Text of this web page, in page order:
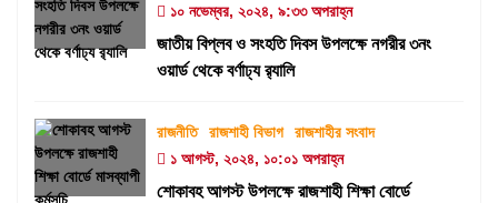
১০ নভেম্বর, ২০২৪, ৯:৩৩ অপরাহ্ন
জাতীয় বিপ্লব ও সংহতি দিবস উপলক্ষে নগরীর ৩নং
ওয়ার্ড থেকে বর্ণাঢ্য র‍্যালি
রাজনীতি রাজশাহী বিভাগ
রাজশাহীর সংবাদ
১ আগস্ট, ২০২৪, ১০:০১ অপরাহ্ন
শোকাবহ আগস্ট উপলক্ষে রাজশাহী শিক্ষা বোর্ডে